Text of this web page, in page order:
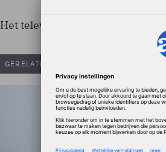
Het televisieprogramma
GERELATEERDE ARTIKELEN